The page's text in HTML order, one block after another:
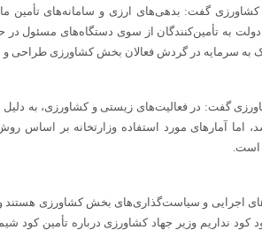
گفت: بدهی‌های ارزی و سامانه‌های تأمین
به تأمین‌کنندگان از سوی دستگاه‌های مسئول در
کمک به سرمایه در گردش فعالان بخش کشاورزی طراحی و
گفت: در فعالیت‌های زیستی و کشاورزی، به دلیل
اما آمارهای مورد استفاده وزارتخانه بر اساس
است.
اجرایی و سیاست‌گذاری‌های بخش کشاورزی
نداریم وزیر جهاد کشاورزی درباره تأمین کود